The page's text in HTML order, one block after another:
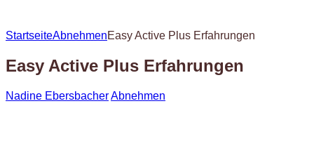
StartseiteAbnehmenEasy Active Plus Erfahrungen
Easy Active Plus Erfahrungen
Nadine EbersbacherAbnehmen